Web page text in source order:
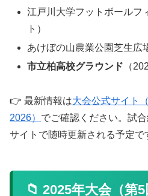
江戸川大学フットボールフ
ト）
あけぼの山農業公園芝生広
市立柏高校グラウンド （
👉 最新情報は大会公式サイト
2026） でご確認ください。試
サイトで随時更新される予定で
📁 2025年大会（第